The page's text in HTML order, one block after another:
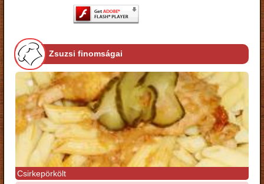
Zsuzsi finomságai
Csirkepörkölt